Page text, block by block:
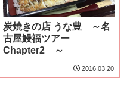
炭焼きの店 うな豊 ～名
古屋鰻福ツアー
Chapter2 ～
2016.03.20